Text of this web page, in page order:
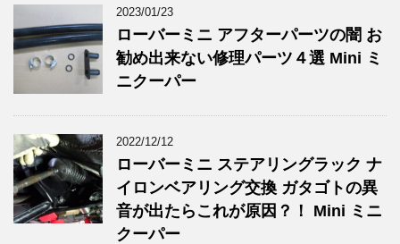
2023/01/23
ローバーミニ アフターパーツの闇 お
勧め出来ない修理パーツ４選 Mini ミ
ニクーパー
2022/12/12
ローバーミニ ステアリングラック ナ
イロンベアリング交換 ガタゴトの異
音が出たらこれが原因？！ Mini ミニ
クーパー